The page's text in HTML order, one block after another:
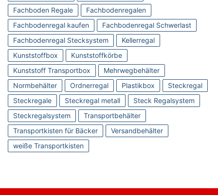
Fachboden Regale
Fachbodenregalen
Fachbodenregal kaufen
Fachbodenregal Schwerlast
Fachbodenregal Stecksystem
Kellerregal
Kunststoffbox
Kunststoffkörbe
Kunststoff Transportbox
Mehrwegbehälter
Normbehälter
Ordnerregal Plastikbox
Steckregal
Steckregale
Steckregal metall
Steck Regalsystem
Steckregalsystem
Transportbehälter
Transportkisten für Bäcker
Versandbehälter
weiße Transportkisten